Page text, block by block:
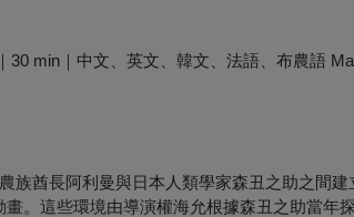
min｜中文、英文、韓文、法語、布農語
族酋長阿利曼與日本人類學家森丑之助之間
。這些環境由導演權海允根據森丑之助當年